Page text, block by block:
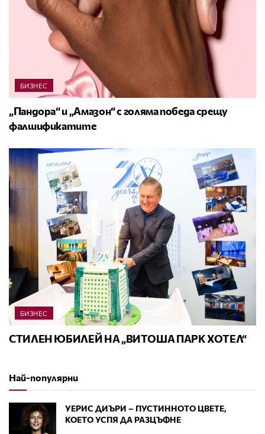
БИЗНЕС
„Пандора“ и „Амазон“ с голяма победа срещу
фалшификатите
БИЗНЕС
СТИЛЕН ЮБИЛЕЙ НА „ВИТОША ПАРК ХОТЕЛ“
Най-популярни
УЕРИС ДИЪРИ – ПУСТИННОТО ЦВЕТЕ,
КОЕТО УСПЯ ДА РАЗЦЪФНЕ